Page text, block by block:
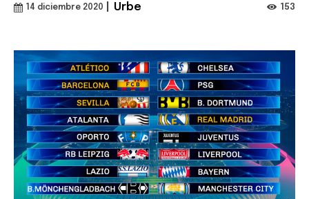
14 diciembre 2020 Urbe 153